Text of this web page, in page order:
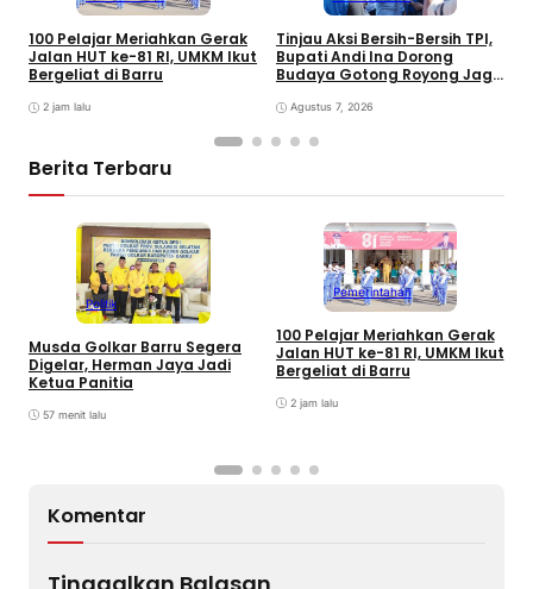
100 Pelajar Meriahkan Gerak
Jalan HUT ke-81 RI, UMKM Ikut
Bergeliat di Barru
2 jam lalu
Tinjau Aksi Bersih-Bersih TPI,
Bupati Andi Ina Dorong
Budaya Gotong Royong Jaga
Agustus 7, 2026
Berita Terbaru
Politik
Musda Golkar Barru Segera
Digelar, Herman Jaya Jadi
Ketua Panitia
57 menit lalu
Pemerintahan
100 Pelajar Meriahkan Gerak
Jalan HUT ke-81 RI, UMKM Ikut
Bergeliat di Barru
2 jam lalu
Komentar